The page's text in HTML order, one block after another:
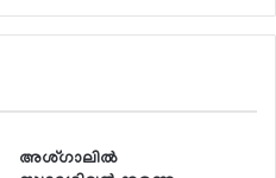
അശ്ഗാലില്‍